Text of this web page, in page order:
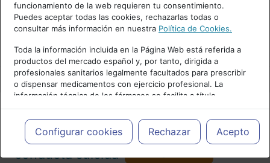
Accede o regístrate con tu email.
Cancelar
funcionamiento de la web requieren tu consentimiento.
Puedes aceptar todas las cookies, rechazarlas todas o
consultar más información en nuestra Política de Cookies.
Toda la información incluida en la Página Web está referida a
productos del mercado español y, por tanto, dirigida a
profesionales sanitarios legalmente facultados para prescribir
o dispensar medicamentos con ejercicio profesional. La
información técnica de los fármacos se facilita a título
meramente informativo, siendo responsabilidad de los
profesionales facultados prescribir medicamentos y decidir, en
cada caso concreto, el tratamiento más adecuado a las
necesidades del paciente.
Configurar cookies Rechazar Acepto
Actualidad y Artículos|Suicidio y
conducta suicida